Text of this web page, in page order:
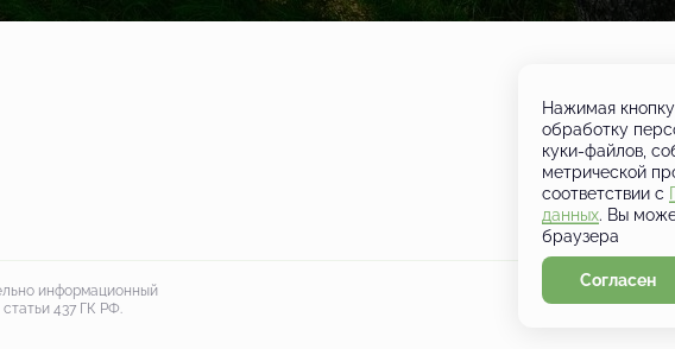
информационный
437 ГК РФ.
Нажимая
обработку
куки-файлов,
метрической
соответствии с
данных. Вы
браузера
Согласен